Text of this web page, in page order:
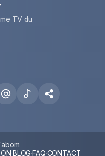
TV du
·BLOG·FAQ·CONTACT